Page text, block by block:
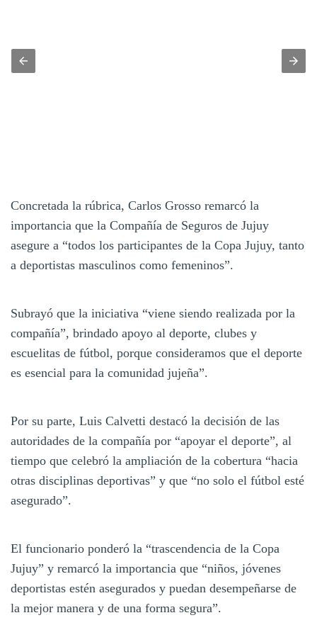
Concretada la rúbrica, Carlos Grosso remarcó la
importancia que la Compañía de Seguros de Jujuy
asegure a “todos los participantes de la Copa Jujuy, tanto
a deportistas masculinos como femeninos”.
Subrayó que la iniciativa “viene siendo realizada por la
compañía”, brindado apoyo al deporte, clubes y
escuelitas de fútbol, porque consideramos que el deporte
es esencial para la comunidad jujeña”.
Por su parte, Luis Calvetti destacó la decisión de las
autoridades de la compañía por “apoyar el deporte”, al
tiempo que celebró la ampliación de la cobertura “hacia
otras disciplinas deportivas” y que “no solo el fútbol esté
asegurado”.
El funcionario ponderó la “trascendencia de la Copa
Jujuy” y remarcó la importancia que “niños, jóvenes
deportistas estén asegurados y puedan desempeñarse de
la mejor manera y de una forma segura”.